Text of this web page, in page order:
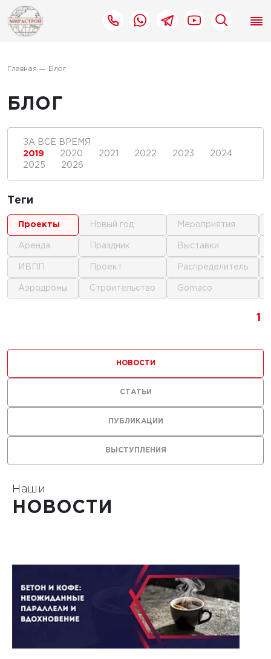
Главная Блог
БЛОГ
1
ВЫСТУПЛЕНИЯ
ПУБЛИКАЦИИ
НОВОСТИ
СТАТЬИ
ЗА ВСЕ ВРЕМЯ
2019
2020 2021 2022 2023
2024
2025
2026
Теги
проекты
аренда
ИВПП
аэродромы
новый год
праздник
проект
строительство
мероприятия
выставки
распределитель
gomaco
Наши
НОВОСТИ